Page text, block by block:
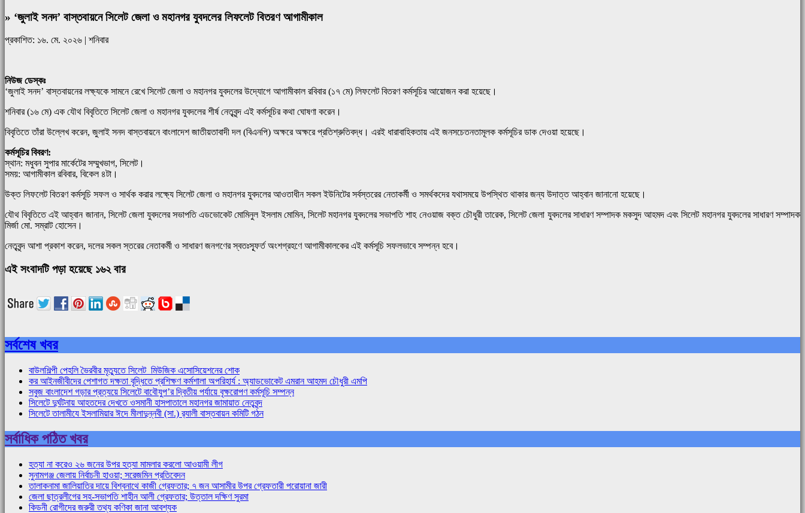
» ‘জুলাই সনদ’ বাস্তবায়নে সিলেট জেলা ও মহানগর যুবদলের লিফলেট বিতরণ আগামীকাল
প্রকাশিত: ১৬. মে. ২০২৬ | শনিবার
নিউজ ডেস্কঃ
‘জুলাই সনদ’ বাস্তবায়নের লক্ষ্যকে সামনে রেখে সিলেট জেলা ও মহানগর যুবদলের উদ্যোগে আগামীকাল রবিবার (১৭ মে) লিফলেট বিতরণ কর্মসূচির আয়োজন করা হয়েছে।
শনিবার (১৬ মে) এক যৌথ বিবৃতিতে সিলেট জেলা ও মহানগর যুবদলের শীর্ষ নেতৃবৃন্দ এই কর্মসূচির কথা ঘোষণা করেন।
বিবৃতিতে তাঁরা উল্লেখ করেন, জুলাই সনদ বাস্তবায়নে বাংলাদেশ জাতীয়তাবাদী দল (বিএনপি) অক্ষরে অক্ষরে প্রতিশ্রুতিবদ্ধ। এরই ধারাবাহিকতায় এই জনসচেতনতামূলক কর্মসূচির ডাক দেওয়া হয়েছে।
কর্মসূচির বিবরণ:
স্থান: মধুবন সুপার মার্কেটের সম্মুখভাগ, সিলেট।
সময়: আগামীকাল রবিবার, বিকেল ৪টা।
উক্ত লিফলেট বিতরণ কর্মসূচি সফল ও সার্থক করার লক্ষ্যে সিলেট জেলা ও মহানগর যুবদলের আওতাধীন সকল ইউনিটের সর্বস্তরের নেতাকর্মী ও সমর্থকদের যথাসময়ে উপস্থিত থাকার জন্য উদাত্ত আহ্বান জানানো হয়েছে।
যৌথ বিবৃতিতে এই আহ্বান জানান, সিলেট জেলা যুবদলের সভাপতি এডভোকেট মোমিনুল ইসলাম মোমিন, সিলেট মহানগর যুবদলের সভাপতি শাহ নেওয়াজ বক্ত চৌধুরী তারেক, সিলেট জেলা যুবদলের সাধারণ সম্পাদক মকসুদ আহমদ এবং সিলেট মহানগর যুবদলের সাধারণ সম্পাদক
মির্জা মো. সম্রাট হোসেন।
নেতৃবৃন্দ আশা প্রকাশ করেন, দলের সকল স্তরের নেতাকর্মী ও সাধারণ জনগণের স্বতঃস্ফূর্ত অংশগ্রহণে আগামীকালকের এই কর্মসূচি সফলভাবে সম্পন্ন হবে।
এই সংবাদটি পড়া হয়েছে ১৬২ বার
সর্বশেষ খবর
বাউলশিল্পী পেহলি ভৈরবীর মৃত্যুতে সিলেট মিউজিক এসোসিয়েশনের শোক
কর আইনজীবীদের পেশাগত দক্ষতা বৃদ্ধিতে প্রশিক্ষণ কর্মশালা অপরিহার্য : অ্যাডভোকেট এমরান আহমদ চৌধুরী এমপি
সবুজ বাংলাদেশ গড়ার প্রত্যয়ে সিলেটে বাবৌযুপ’র দ্বিতীয় পর্যায়ে বৃক্ষরোপণ কর্মসূচি সম্পন্ন
সিলেটে দুর্ঘটনায় আহতদের দেখতে ওসমানী হাসপাতালে মহানগর জামায়াত নেতৃবৃন্দ
সিলেটে তালামীযে ইসলামিয়ার ঈদে মীলাদুন্নবী (সা.) র‌্যালী বাস্তবায়ন কমিটি গঠন
সর্বাধিক পঠিত খবর
হত্যা না করেও ২৬ জনের উপর হত্যা মামলার করলো আওয়ামী লীগ
সুনামগঞ্জ জেলায় নির্বাচনী হাওয়া; সরেজমিন প্রতিবেদন
তালাকনামা জালিয়াতির দায়ে বিশ্বনাথে কাজী গ্রেফতার; ৭ জন আসামীর উপর গ্রেফতারী পরোয়ানা জারী
জেলা ছাত্রলীগের সহ-সভাপতি শাহীন আলী গ্রেফতার; উত্তাল দক্ষিণ সুরমা
কিডনী রোগীদের জরুরী তথ্য কণিকা জানা আবশ্যক